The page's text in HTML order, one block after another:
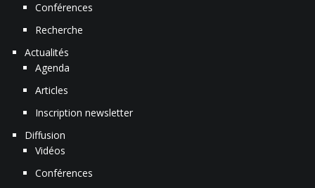
Conférences
Recherche
Actualités
Agenda
Articles
Inscription newsletter
Diffusion
Vidéos
Conférences